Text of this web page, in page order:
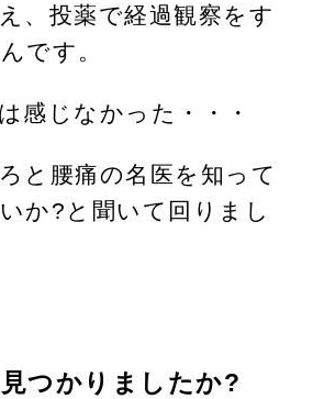
、投薬で経過観察をす
です。
感じなかった・・・
と腰痛の名医を知って
か?と聞いて回りまし
つかりましたか?